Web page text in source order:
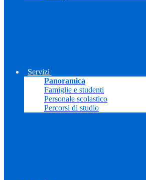
Servizi
Panoramica
Famiglie e studenti
Personale scolastico
Percorsi di studio